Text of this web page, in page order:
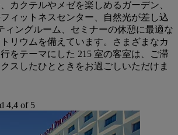
カクテルやメゼを楽しめるガーデン、
ィットネスセンター、自然光が差し込
ィングルーム、セミナーの休憩に最適な
リウムを備えています。さまざまなカ
をテーマにした 215 室の客室は、ご滞
スしたひとときをお過ごしいただけま
4,4 of 5